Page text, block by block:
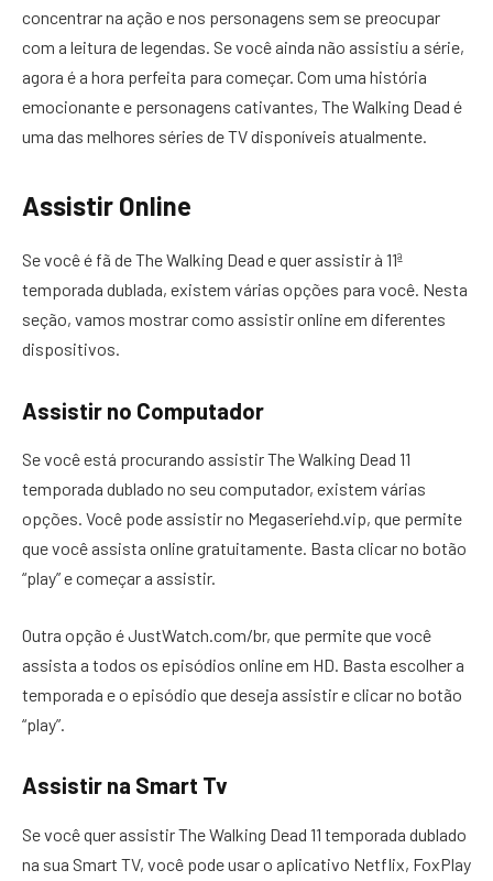
concentrar na ação e nos personagens sem se preocupar
com a leitura de legendas. Se você ainda não assistiu a série,
agora é a hora perfeita para começar. Com uma história
emocionante e personagens cativantes, The Walking Dead é
uma das melhores séries de TV disponíveis atualmente.
Assistir Online
Se você é fã de The Walking Dead e quer assistir à 11ª
temporada dublada, existem várias opções para você. Nesta
seção, vamos mostrar como assistir online em diferentes
dispositivos.
Assistir no Computador
Se você está procurando assistir The Walking Dead 11
temporada dublado no seu computador, existem várias
opções. Você pode assistir no Megaseriehd.vip, que permite
que você assista online gratuitamente. Basta clicar no botão
“play” e começar a assistir.
Outra opção é JustWatch.com/br, que permite que você
assista a todos os episódios online em HD. Basta escolher a
temporada e o episódio que deseja assistir e clicar no botão
“play”.
Assistir na Smart Tv
Se você quer assistir The Walking Dead 11 temporada dublado
na sua Smart TV, você pode usar o aplicativo Netflix, FoxPlay